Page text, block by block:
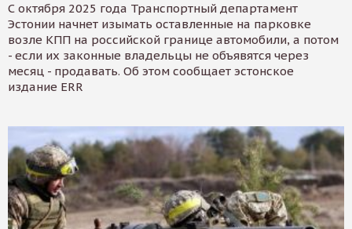
С октября 2025 года Транспортный департамент
Эстонии начнет изымать оставленные на парковке
возле КПП на российской границе автомобили, а потом
- если их законные владельцы не объявятся через
месяц - продавать. Об этом сообщает эстонское
издание ERR